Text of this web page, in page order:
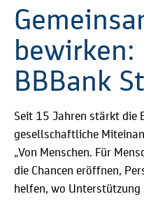
BBBank
Seit 15 Jahren stärkt die
gesellschaftliche
„Von Menschen. Für
die Chancen eröffnen,
helfen, wo